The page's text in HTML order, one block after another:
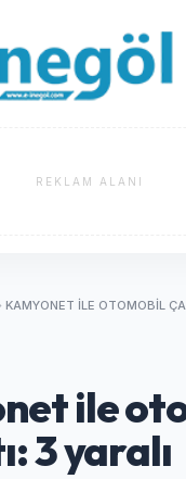
REKLAM ALANI
KAMYONET ILE OTOMOBIL
ile
3 yaralı